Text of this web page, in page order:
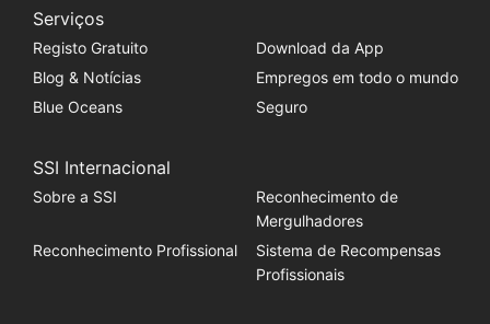
Serviços
Registo Gratuito
Download da App
Blog & Notícias
Empregos em todo o mundo
Blue Oceans
Seguro
SSI Internacional
Sobre a SSI
Reconhecimento de
Mergulhadores
Reconhecimento Profissional
Sistema de Recompensas
Profissionais